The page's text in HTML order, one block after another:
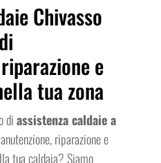
Chivasso
e
tua zona
diassistenza caldaie a
riparazione e
tua caldaia? Siamo